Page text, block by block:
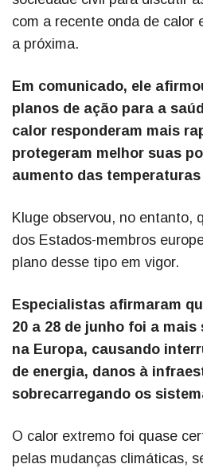
com a recente onda de calor
a próxima.
Em comunicado, ele
planos de ação para a
calor responderam mais
protegeram melhor suas
aumento das temperaturas
Kluge observou, no entanto,
dos Estados-membros
plano desse tipo em vigor.
Especialistas afirmaram
20 a 28 de junho foi a
na Europa, causando
de energia, danos à
sobrecarregando os
O calor extremo foi quase
pelas mudanças climáticas,